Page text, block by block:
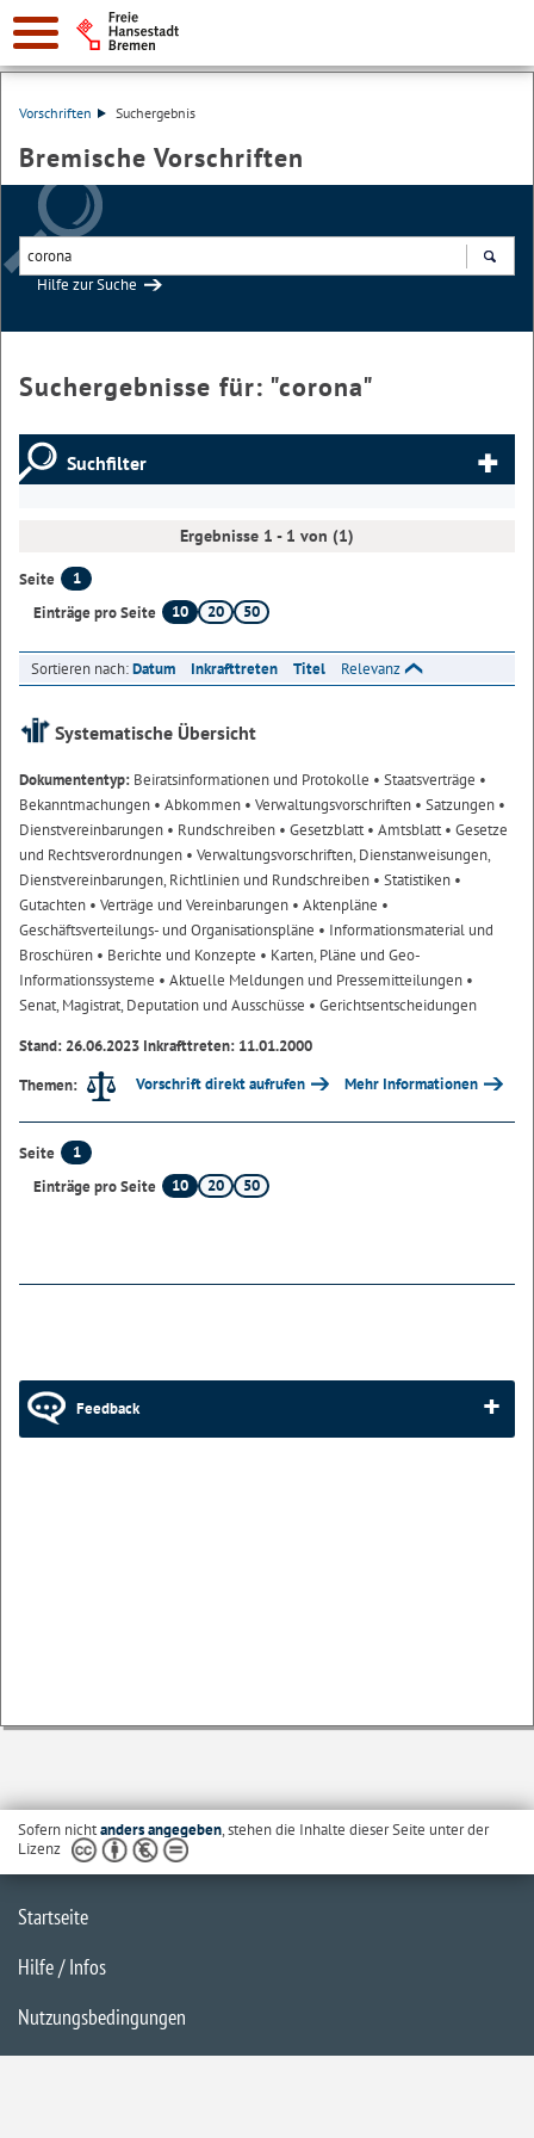
Vorschriften Suchergebnis
Bremische Vorschriften
Hilfe zur Suche
Suchergebnisse für: "corona"
Suchfilter
Ergebnisse 1 - 1 von (1)
Seite
1
Einträge pro Seite
10 20 50
Sortieren nach:Datum Inkrafttreten Titel Relevanz
Systematische Übersicht
Dokumententyp: Beiratsinformationen und Protokolle • Staatsverträge •
Bekanntmachungen • Abkommen • Verwaltungsvorschriften • Satzungen •
Dienstvereinbarungen • Rundschreiben • Gesetzblatt• Amtsblatt• Gesetze
und Rechtsverordnungen • Verwaltungsvorschriften, Dienstanweisungen,
Dienstvereinbarungen, Richtlinien und Rundschreiben • Statistiken •
Gutachten • Verträge und Vereinbarungen • Aktenpläne •
Geschäftsverteilungs- und Organisationspläne • Informationsmaterial und
Broschüren • Berichte und Konzepte • Karten, Pläne und Geo-
Informationssysteme • Aktuelle Meldungen und Pressemitteilungen •
Senat, Magistrat, Deputation und Ausschüsse • Gerichtsentscheidungen
Stand: 26.06.2023 Inkrafttreten: 11.01.2000
Themen:
Vorschrift direkt aufrufen Mehr Informationen
Seite
1
Einträge pro Seite
10 20 50
Feedback
Sofern nichtanders angegeben, stehen die Inhalte dieser Seite unter der
Lizenz
Startseite
Hilfe / Infos
Nutzungsbedingungen